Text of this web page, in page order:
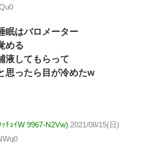
眠はバロメーター
める
液してもらって
思ったら目が冷めたw
ﾁｮｲW 9967-N2Vw) 2021/08/15(日)